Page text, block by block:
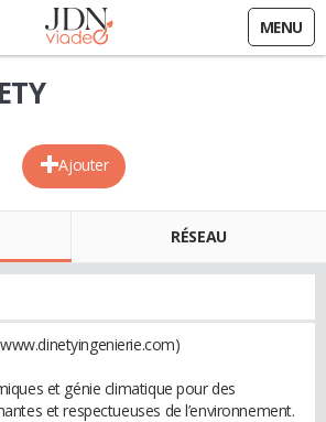
MENU
Ajouter
RÉSEAU
et génie climatique pour des
et respectueuses de l’environnement.